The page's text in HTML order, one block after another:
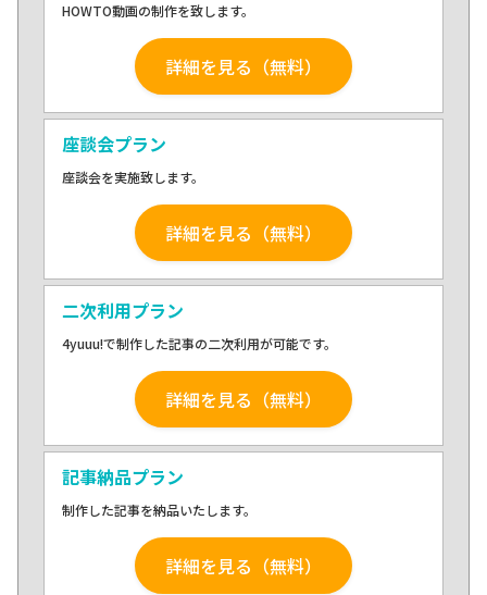
HOWTO動画の制作を致します。
詳細を見る（無料）
座談会プラン
座談会を実施致します。
詳細を見る（無料）
二次利用プラン
4yuuu!で制作した記事の二次利用が可能です。
詳細を見る（無料）
記事納品プラン
制作した記事を納品いたします。
詳細を見る（無料）